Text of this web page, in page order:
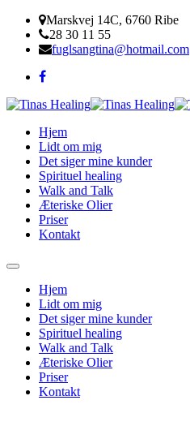
Marskvej 14C, 6760 Ribe
28 30 11 55
fuglsangtina@hotmail.com
Hjem
Lidt om mig
Det siger mine kunder
Spirituel healing
Walk and Talk
Æteriske Olier
Priser
Kontakt
Hjem
Lidt om mig
Det siger mine kunder
Spirituel healing
Walk and Talk
Æteriske Olier
Priser
Kontakt